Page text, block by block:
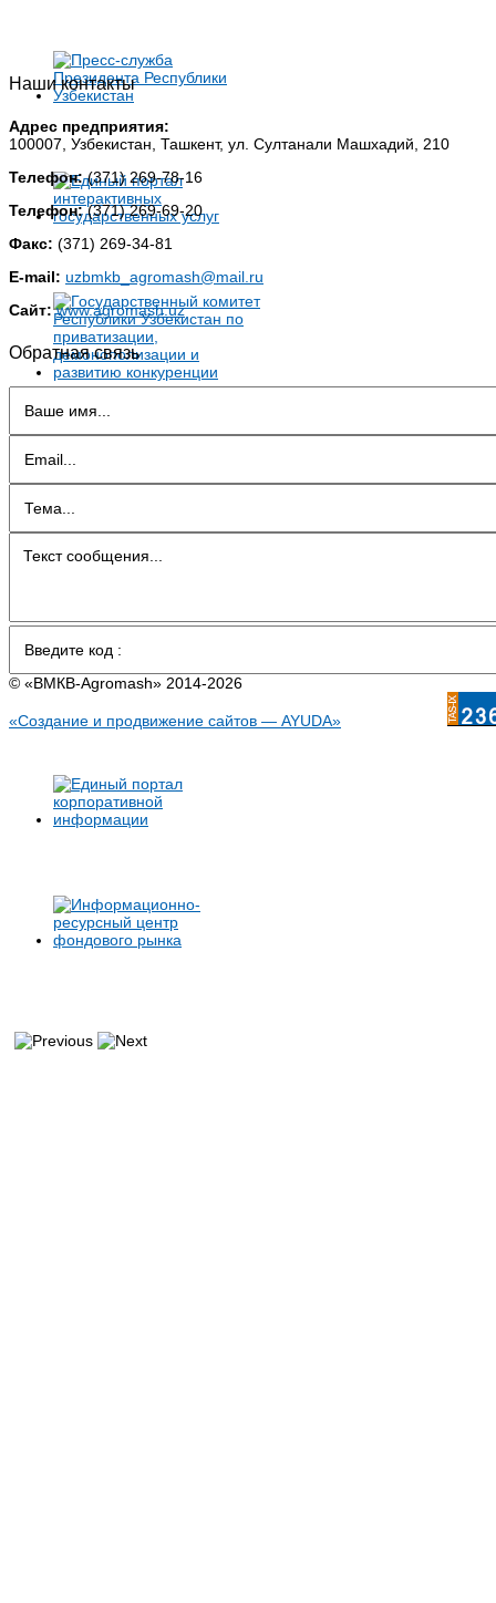
Наши контакты
Адрес предприятия:
100007, Узбекистан, Ташкент, ул. Султанали Машхадий, 210
Телефон:(371) 269-78-16
Телефон:(371) 269-69-20
Факс: (371) 269-34-81
E-mail: uzbmkb_agromash@mail.ru
Сайт: www.agromash.uz
Обратная связь
© «BMКB-Аgromash» 2014-2026
«Создание и продвижение сайтов — AYUDA»